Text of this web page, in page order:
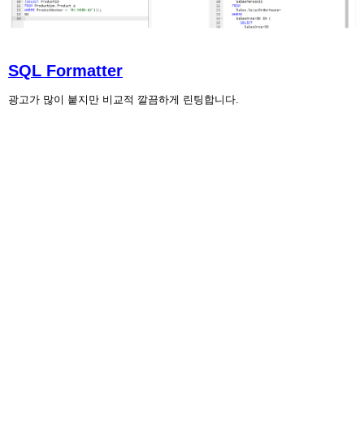
SQL Formatter
광고가 많이 붙지만 비교적 깔끔하게 린팅합니다.